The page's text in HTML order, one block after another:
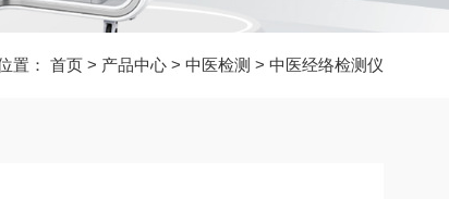
置： 首页 > 产品中心 > 中医检测 > 中医经络检测仪